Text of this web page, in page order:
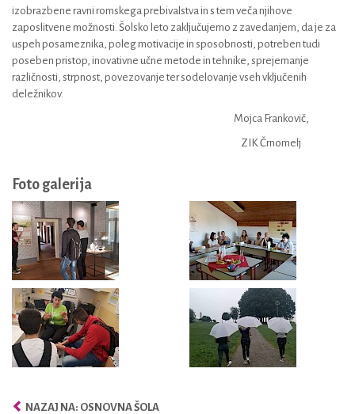
izobrazbene ravni romskega prebivalstva in s tem veča njihove
zaposlitvene možnosti. Šolsko leto zaključujemo z zavedanjem, da je za
uspeh posameznika, poleg motivacije in sposobnosti, potreben tudi
poseben pristop, inovativne učne metode in tehnike, sprejemanje
različnosti, strpnost, povezovanje ter sodelovanje vseh vključenih
deležnikov.
Mojca Frankovič,
ZIK Črnomelj
Foto galerija
NAZAJ NA: OSNOVNA ŠOLA